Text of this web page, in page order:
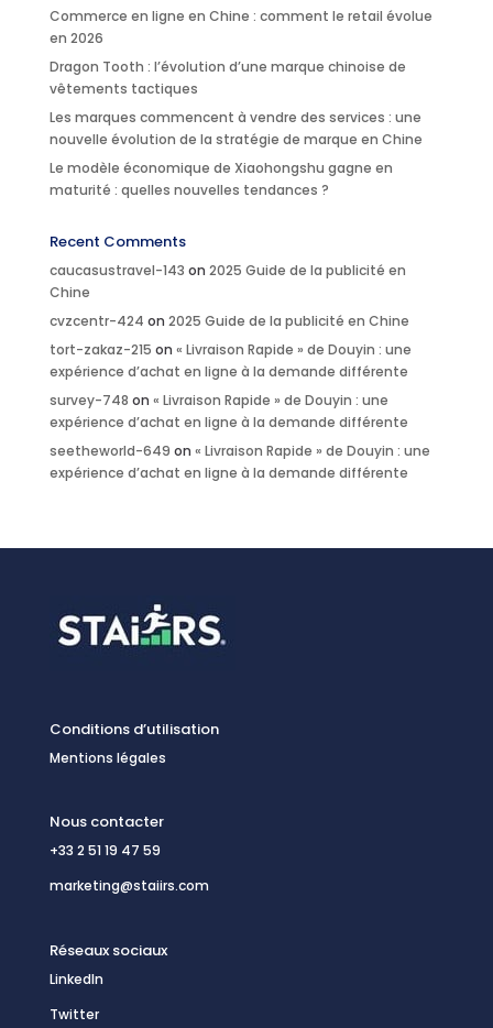
Commerce en ligne en Chine : comment le retail évolue
en 2026
Dragon Tooth : l’évolution d’une marque chinoise de
vêtements tactiques
Les marques commencent à vendre des services : une
nouvelle évolution de la stratégie de marque en Chine
Le modèle économique de Xiaohongshu gagne en
maturité : quelles nouvelles tendances ?
Recent Comments
caucasustravel-143 on 2025 Guide de la publicité en
Chine
cvzcentr-424 on 2025 Guide de la publicité en Chine
tort-zakaz-215 on « Livraison Rapide » de Douyin : une
expérience d’achat en ligne à la demande différente
survey-748 on « Livraison Rapide » de Douyin : une
expérience d’achat en ligne à la demande différente
seetheworld-649 on « Livraison Rapide » de Douyin : une
expérience d’achat en ligne à la demande différente
Conditions d’utilisation
Mentions légales
Nous contacter
+33 2 51 19 47 59
marketing@staiirs.com
Réseaux sociaux
LinkedIn
Twitter